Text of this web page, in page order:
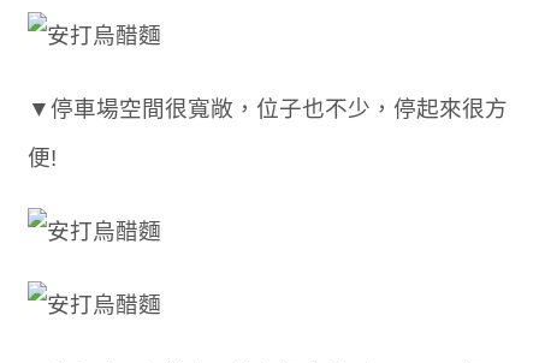
▼停車場空間很寬敞，位子也不少，停起來很方
便!